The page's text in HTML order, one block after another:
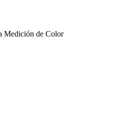
Medición de Color